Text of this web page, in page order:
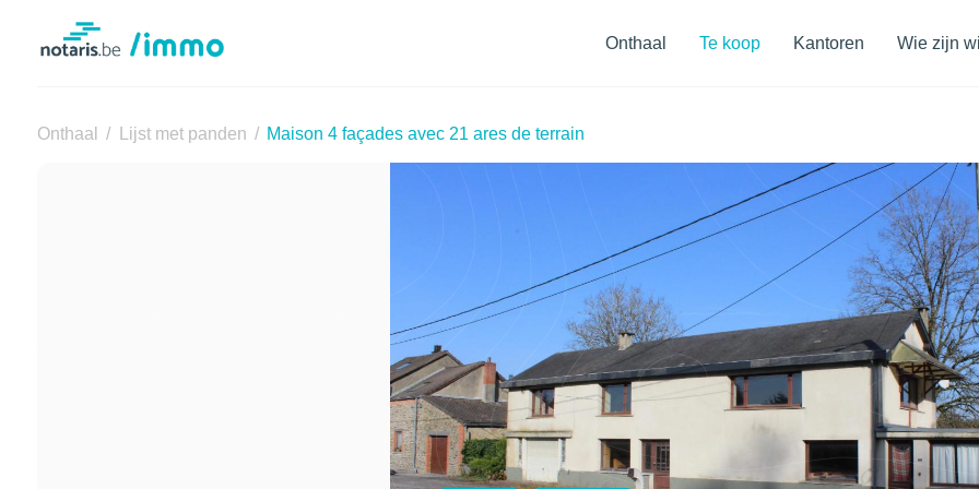
Notaris.be
Onthaal
Te koop Kantoren Wie zijn
Onthaal Lijst met panden Maison 4 façades avec 21 ares de terrain